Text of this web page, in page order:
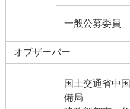
一般公募委員
オブザーバー
国土交通省中
備局